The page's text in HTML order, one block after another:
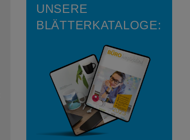
UNSERE
BLÄTTERKATALOGE: